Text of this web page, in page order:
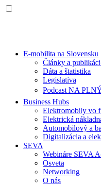
E-mobilita na Slovensku
Články a
Dáta a štatistika
Legislatíva
Podcast NA
Business Hubs
Elektromobily vo
Elektrická
Automobilový a
Digitalizácia a
SEVA
Webináre SEVA
Osveta
Networking
O nás